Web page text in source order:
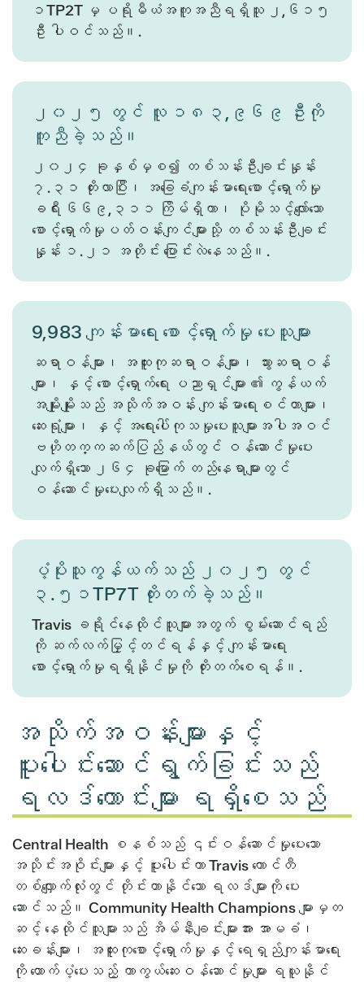
၁TP2T မှ ပရိုမီယံအကူအညီရရှိသူ ၂,၆၁၅
ဦး ပါဝင်သည်။.
၂၀၂၅ တွင် လူ ၁၈၃,၉၆၉ ဦးကို
ကူညီခဲ့သည်။
၂၀၂၄ ခုနှစ်မှစ၍ တစ်သန်းဦးချင်းနှုန်း
၇.၃၁ တိုးလာပြီး၊ အခြေခံကျန်းမာရေးစောင့်ရှောက်မှု
ခရီး ၆၆၉,၃၁၁ ကြိမ်ရှိကာ၊ ပိုမိုသင့်လျော်သော
စောင့်ရှောက်မှုပတ်ဝန်းကျင်များသို့ တစ်သန်းဦးချင်း
နှုန်း ၁.၂၁ အတိုင်း ပြောင်းလဲနေသည်။.
9,983 ကျန်းမာရေး စောင့်ရှောက်မှု ပေးသူများ
ဆရာဝန်များ၊ အထူးကုဆရာဝန်များ၊ သွားဆရာဝန်
များ၊ နှင့် စောင့်ရှောက်ရေး ပညာရှင်များ ၏ ကွန်ယက်
အမျိုးမျိုးသည် အသိုက်အဝန်း ကျန်းမာရေးစင်တာများ၊
ဆေးရုံများ၊ နှင့် အရေးပေါ်ကုသမှုပေးသူများအပါအဝင်
ဗဟိုတက္ကဆက်ပြည်နယ်တွင် ဝန်ဆောင်မှုပေး
လျက်ရှိသော ၂၆၄ ခုမြောက် တည်နေရာများတွင်
ဝန်ဆောင်မှုပေးလျက်ရှိသည်။.
ပံ့ပိုးသူကွန်ယက်သည် ၂၀၂၅ တွင်
၃.၅၁TP7T တိုးတက်ခဲ့သည်။
Travis ခရိုင်နေထိုင်သူများအတွက် စွမ်းဆောင်ရည်
ကို ဆက်လက်မြှင့်တင်ရန်နှင့် ကျန်းမာရေး
စောင့်ရှောက်မှုရရှိနိုင်မှုကို တိုးတက်စေရန်။.
အသိုက်အဝန်းများနှင့်
ပူးပေါင်းဆောင်ရွက်ခြင်းသည်
ရလဒ်ကောင်းများ ရရှိစေသည်
Central Health စနစ်သည် ၎င်းဝန်ဆောင်မှုပေးသော
အသိုင်းအဝိုင်းများနှင့် ပူးပေါင်းကာ Travis ကောင်တီ
တစ်လျှောက်လုံးတွင် တိုင်းတာနိုင်သော ရလဒ်များကို ပေး
ဆောင်သည်။ Community Health Champions များမှတ
ဆင့် နေထိုင်သူများသည် အိမ်နီးချင်းများအား အာမခံ၊
ဆေးခန်းများ၊ အထူးကုစောင့်ရှောက်မှုနှင့် ရေရှည်ကျန်းမာရေး
ကို ထောက်ပံ့ပေးသည့် ကာကွယ်ဆေးဝန်ဆောင်မှုများ ရယူနိုင်